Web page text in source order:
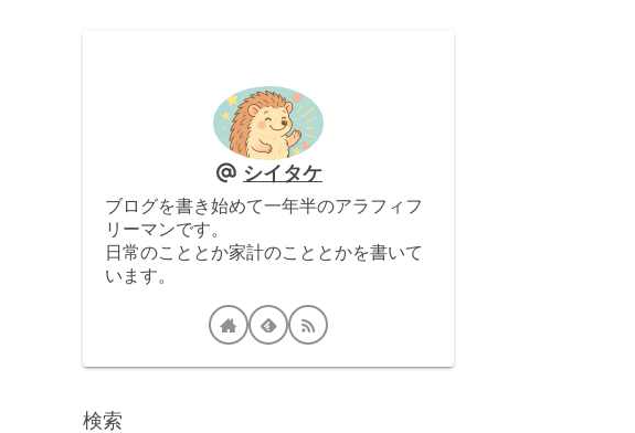
シイタケ
ブログを書き始めて一年半のアラフィフ
リーマンです。
日常のこととか家計のこととかを書いて
います。
検索